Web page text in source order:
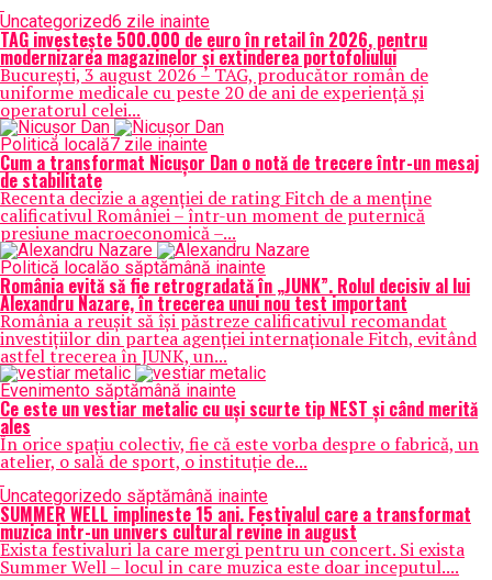
Uncategorized6 zile inainte
TAG investește 500.000 de euro în retail în 2026, pentru
modernizarea magazinelor și extinderea portofoliului
București, 3 august 2026 – TAG, producător român de
uniforme medicale cu peste 20 de ani de experiență și
operatorul celei...
Politică locală7 zile inainte
Cum a transformat Nicușor Dan o notă de trecere într-un mesaj
de stabilitate
Recenta decizie a agenției de rating Fitch de a menține
calificativul României – într-un moment de puternică
presiune macroeconomică –...
Politică localăo săptămână inainte
România evită să fie retrogradată în „JUNK”. Rolul decisiv al lui
Alexandru Nazare, în trecerea unui nou test important
România a reușit să își păstreze calificativul recomandat
investițiilor din partea agenției internaționale Fitch, evitând
astfel trecerea în JUNK, un...
Evenimento săptămână inainte
Ce este un vestiar metalic cu uși scurte tip NEST și când merită
ales
În orice spațiu colectiv, fie că este vorba despre o fabrică, un
atelier, o sală de sport, o instituție de...
Uncategorizedo săptămână inainte
SUMMER WELL implineste 15 ani. Festivalul care a transformat
muzica intr-un univers cultural revine in august
Exista festivaluri la care mergi pentru un concert. Si exista
Summer Well – locul in care muzica este doar inceputul....